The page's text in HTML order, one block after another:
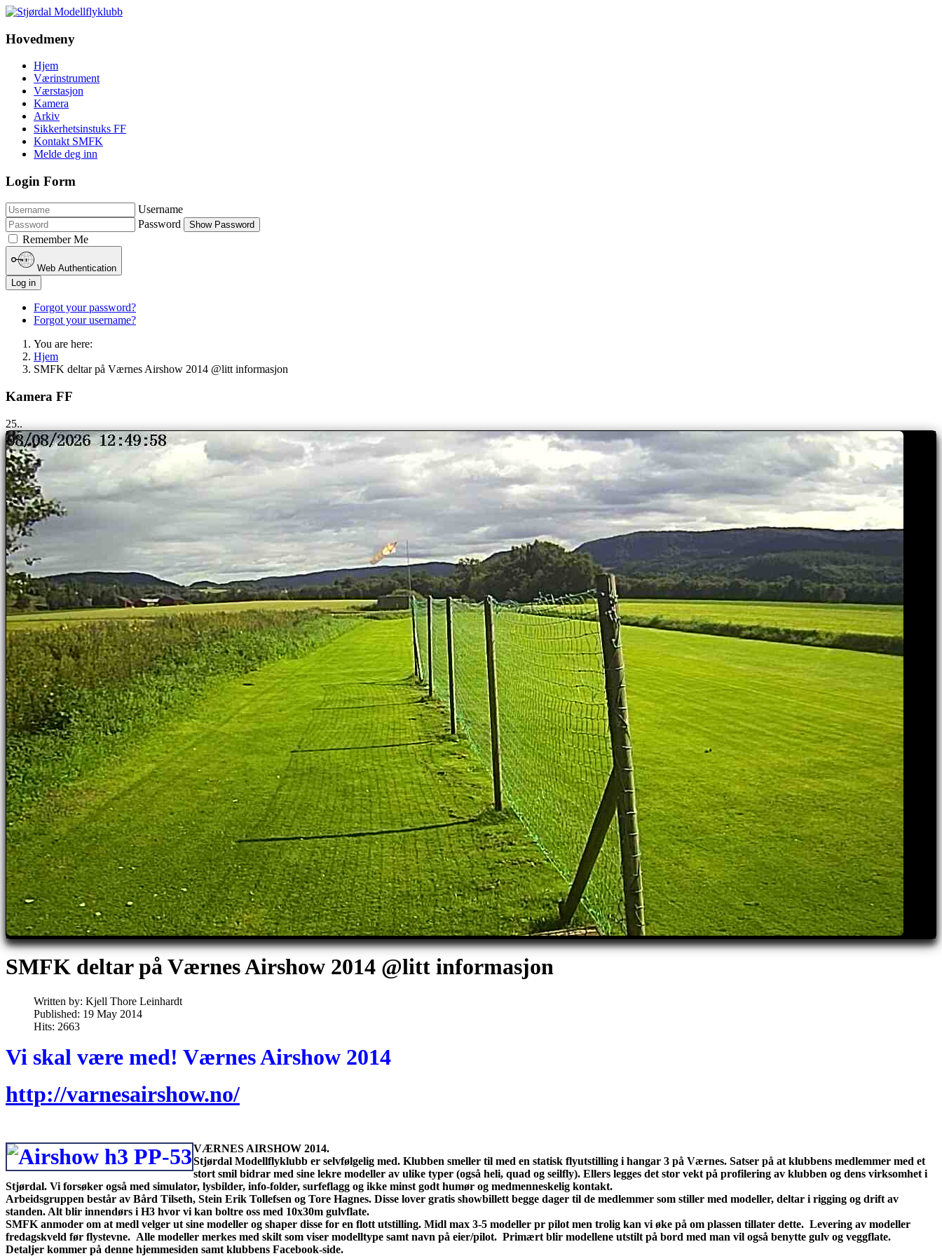
Hovedmeny
Hjem
Værinstrument
Værstasjon
Kamera
Arkiv
Sikkerhetsinstuks FF
Kontakt SMFK
Melde deg inn
Login Form
Username
Password
Show Password
Remember Me
Web Authentication
Log in
Forgot your password?
Forgot your username?
You are here:
Hjem
SMFK deltar på Værnes Airshow 2014 @litt informasjon
Kamera FF
25..
SMFK deltar på Værnes Airshow 2014 @litt informasjon
Written by: Kjell Thore Leinhardt
Published: 19 May 2014
Hits: 2663
Vi skal være med! Værnes Airshow 2014
http://varnesairshow.no/
VÆRNES AIRSHOW 2014.
Stjørdal Modellflyklubb er selvfølgelig med. Klubben smeller til med en statisk flyutstilling i hangar 3 på Værnes. Satser på at klubbens medlemmer med et
stort smil bidrar med sine lekre modeller av ulike typer (også heli, quad og seilfly). Ellers legges det stor vekt på profilering av klubben og dens virksomhet i
Stjørdal. Vi forsøker også med simulator, lysbilder, info-folder, surfeflagg og ikke minst godt humør og medmenneskelig kontakt.
Arbeidsgruppen består av Bård Tilseth, Stein Erik Tollefsen og Tore Hagnes. Disse lover gratis showbillett begge dager til de medlemmer som stiller med modeller, deltar i rigging og drift av
standen. Alt blir innendørs i H3 hvor vi kan boltre oss med 10x30m gulvflate.
SMFK anmoder om at medl velger ut sine modeller og shaper disse for en flott utstilling. Midl max 3-5 modeller pr pilot men trolig kan vi øke på om plassen tillater dette. Levering av modeller
fredagskveld før flystevne. Alle modeller merkes med skilt som viser modelltype samt navn på eier/pilot. Primært blir modellene utstilt på bord med man vil også benytte gulv og veggflate.
Detaljer kommer på denne hjemmesiden samt klubbens Facebook-side.